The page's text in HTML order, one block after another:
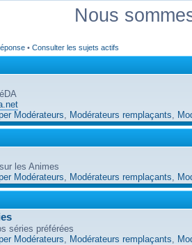
Nous
• Consulter les sujets actifs
Modérateurs Modérateurs remplaçants
les Animes
Modérateurs Modérateurs remplaçants
séries préférées
Modérateurs Modérateurs remplaçants